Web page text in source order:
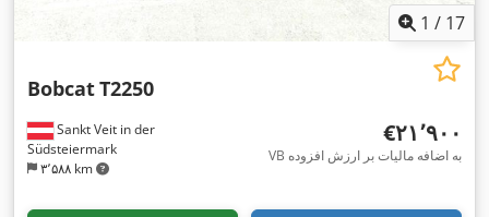
1 / 17
Sankt Veit in der
Südsteiermark
۳٬۵۸۸ km
BobcatT2250
‎€۲۱٬۹۰۰
VB به اضافه مالیات بر ارزش افزوده